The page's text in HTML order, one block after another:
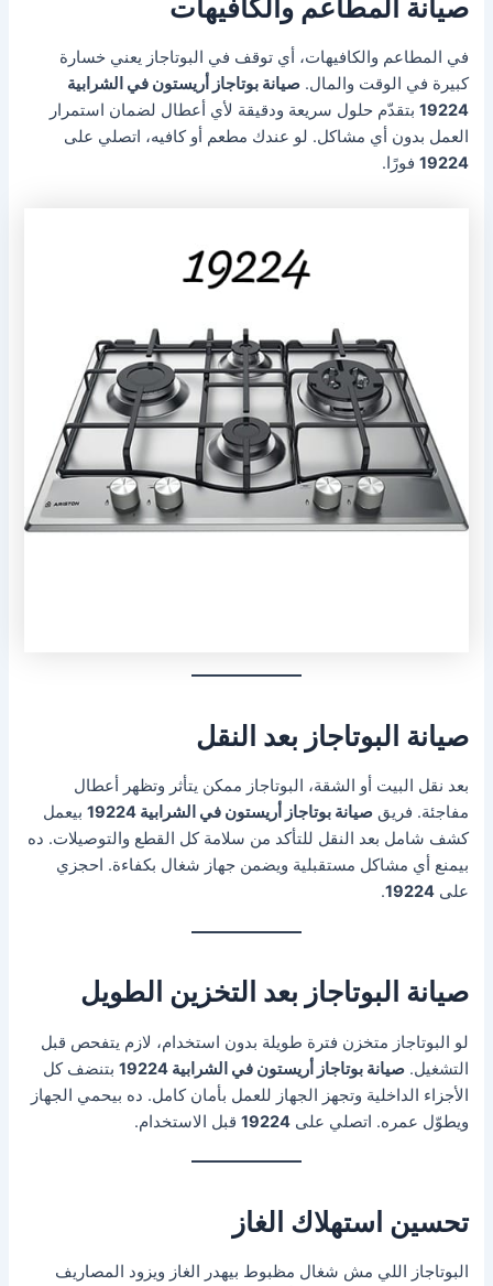
صيانة المطاعم والكافيهات
في المطاعم والكافيهات، أي توقف في البوتاجاز يعني خسارة
كبيرة في الوقت والمال.صيانة بوتاجاز أريستون في الشرابية
19224 بتقدّم حلول سريعة ودقيقة لأي أعطال لضمان استمرار
العمل بدون أي مشاكل. لو عندك مطعم أو كافيه، اتصلي على
19224 فورًا.
صيانة البوتاجاز بعد النقل
بعد نقل البيت أو الشقة، البوتاجاز ممكن يتأثر وتظهر أعطال
مفاجئة. فريقصيانة بوتاجاز أريستون في الشرابية 19224
بيعمل
كشف شامل بعد النقل للتأكد من سلامة كل القطع والتوصيلات. ده
بيمنع أي مشاكل مستقبلية ويضمن جهاز شغال بكفاءة. احجزي
على19224
.
صيانة البوتاجاز بعد التخزين الطويل
لو البوتاجاز متخزن فترة طويلة بدون استخدام، لازم يتفحص قبل
التشغيل.صيانة بوتاجاز أريستون في الشرابية 19224
بتنضف كل
الأجزاء الداخلية وتجهز الجهاز للعمل بأمان كامل. ده بيحمي الجهاز
ويطوّل عمره. اتصلي على19224 قبل الاستخدام.
تحسين استهلاك الغاز
البوتاجاز اللي مش شغال مظبوط بيهدر الغاز ويزود المصاريف